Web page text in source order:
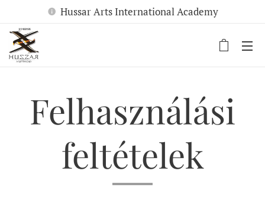
Hussar Arts International Academy
Felhasználási
feltételek